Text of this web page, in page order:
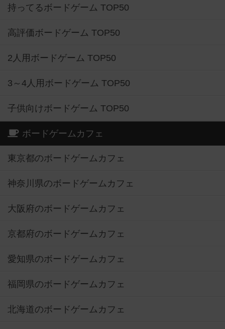
持ってるボードゲーム TOP50
高評価ボードゲーム TOP50
2人用ボードゲーム TOP50
3～4人用ボードゲーム TOP50
子供向けボードゲーム TOP50
ボードゲームカフェ
東京都のボードゲームカフェ
神奈川県のボードゲームカフェ
大阪府のボードゲームカフェ
京都府のボードゲームカフェ
愛知県のボードゲームカフェ
福岡県のボードゲームカフェ
北海道のボードゲームカフェ